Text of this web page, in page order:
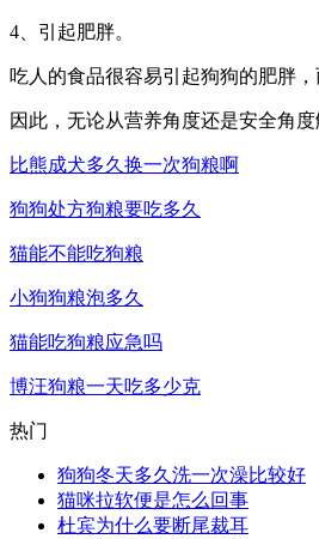
4、引起肥胖。
吃人的食品很容易引起狗狗的肥胖
因此，无论从营养角度还是安全角
比熊成犬多久换一次狗粮啊
狗狗处方狗粮要吃多久
猫能不能吃狗粮
小狗狗粮泡多久
猫能吃狗粮应急吗
博汪狗粮一天吃多少克
热门
狗狗冬天多久洗一次澡比较好
猫咪拉软便是怎么回事
杜宾为什么要断尾裁耳